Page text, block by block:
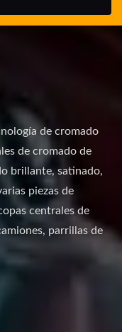
de cromado
de cromado de
brillante, satinado,
piezas de
centrales de
parrillas de